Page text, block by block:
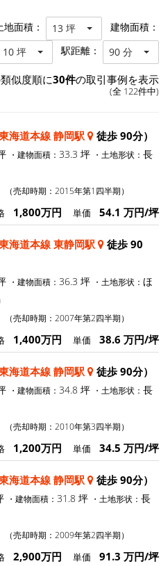
地面積： 13 坪 建物面積：
10 坪 駅距離： 90 分
似度順に30件の取引事例を表示
(全 122件中)
海道本線 静岡駅 徒歩 90分）
・建物面積： 33.3 坪 ・土地形状： 長
（売却時期：2015年第1四半期）
1,800万円 単価 54.1 万円/坪
海道本線 東静岡駅
徒歩 90
・建物面積： 36.3 坪 ・土地形状： ほ
（売却時期：2007年第2四半期）
1,400万円 単価 38.6 万円/坪
海道本線 静岡駅 徒歩 90分）
・建物面積： 34.8 坪 ・土地形状： 長
（売却時期：2010年第3四半期）
1,200万円 単価 34.5 万円/坪
海道本線 静岡駅 徒歩 90分）
・建物面積： 31.8 坪 ・土地形状： 長
（売却時期：2009年第2四半期）
2,900万円 単価 91.3 万円/坪